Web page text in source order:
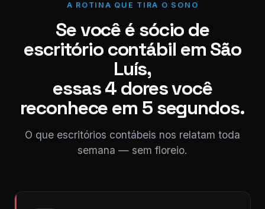
A ROTINA QUE TIRA O SONO
Se você é sócio de
escritório contábil em São
Luís,
essas 4 dores você
reconhece em 5 segundos.
O que escritórios contábeis nos relatam toda
semana — sem floreio.